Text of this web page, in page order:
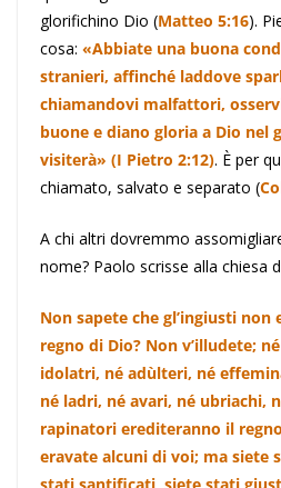
glorifichino Dio (Matteo 5:16).
cosa: «Abbiate una buona
stranieri, affinché laddove
chiamandovi malfattori,
buone e diano gloria a Dio nel
visiterà» (I Pietro 2:12). È per
chiamato, salvato e separato (
A chi altri dovremmo
nome? Paolo scrisse alla chiesa
Non sapete che gl’ingiusti
regno di Dio? Non v’illudete;
idolatri, né adùlteri, né
né ladri, né avari, né ubriachi,
rapinatori erediteranno il
eravate alcuni di voi; ma siete